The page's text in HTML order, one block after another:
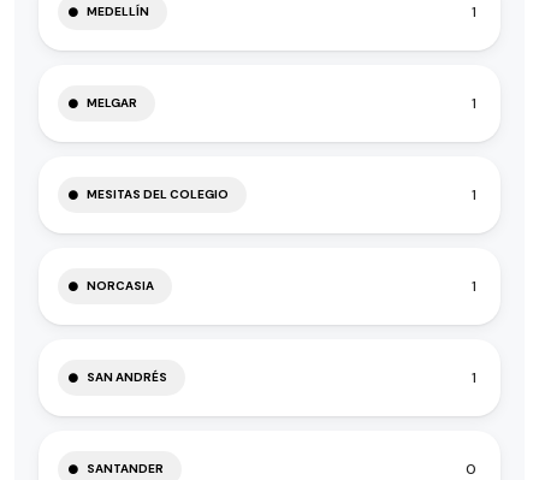
MEDELLÍN 1
MELGAR 1
MESITAS DEL COLEGIO 1
NORCASIA 1
SAN ANDRÉS 1
SANTANDER 0